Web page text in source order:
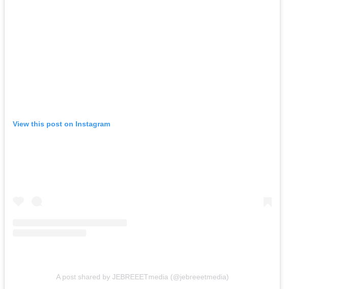
View this post on Instagram
A post shared by JEBREEETmedia (@jebreeetmedia)